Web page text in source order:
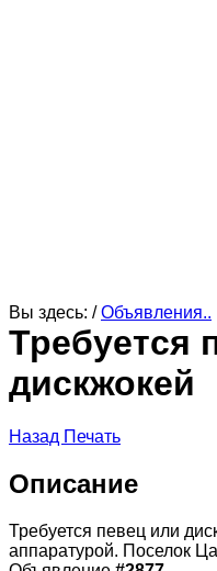
Вы здесь: /Объявления..
Требуется
дискжокей
Назад Печать
Описание
Требуется певец или
аппаратурой. Поселок